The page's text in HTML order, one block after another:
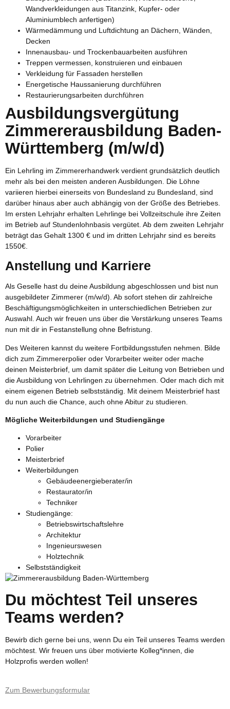
Wandverkleidungen aus Titanzink, Kupfer- oder
Aluminiumblech anfertigen)
Wärmedämmung und Luftdichtung an Dächern, Wänden,
Decken
Innenausbau- und Trockenbauarbeiten ausführen
Treppen vermessen, konstruieren und einbauen
Verkleidung für Fassaden herstellen
Energetische Haussanierung durchführen
Restaurierungsarbeiten durchführen
Ausbildungsvergütung
Zimmererausbildung Baden-
Württemberg (m/w/d)
Ein Lehrling im Zimmererhandwerk verdient grundsätzlich deutlich
mehr als bei den meisten anderen Ausbildungen. Die Löhne
variieren hierbei einerseits von Bundesland zu Bundesland, sind
darüber hinaus aber auch abhängig von der Größe des Betriebes.
Im ersten Lehrjahr erhalten Lehrlinge bei Vollzeitschule ihre Zeiten
im Betrieb auf Stundenlohnbasis vergütet. Ab dem zweiten Lehrjahr
beträgt das Gehalt 1300 € und im dritten Lehrjahr sind es bereits
1550€.
Anstellung und Karriere
Als Geselle hast du deine Ausbildung abgeschlossen und bist nun
ausgebildeter Zimmerer (m/w/d). Ab sofort stehen dir zahlreiche
Beschäftigungsmöglichkeiten in unterschiedlichen Betrieben zur
Auswahl. Auch wir freuen uns über die Verstärkung unseres Teams
nun mit dir in Festanstellung ohne Befristung.
Des Weiteren kannst du weitere Fortbildungsstufen nehmen. Bilde
dich zum Zimmererpolier oder Vorarbeiter weiter oder mache
deinen Meisterbrief, um damit später die Leitung von Betrieben und
die Ausbildung von Lehrlingen zu übernehmen. Oder mach dich mit
einem eigenen Betrieb selbstständig. Mit deinem Meisterbrief hast
du nun auch die Chance, auch ohne Abitur zu studieren.
Mögliche Weiterbildungen und Studiengänge
Vorarbeiter
Polier
Meisterbrief
Weiterbildungen
Gebäudeenergieberater/in
Restaurator/in
Techniker
Studiengänge:
Betriebswirtschaftslehre
Architektur
Ingenieurswesen
Holztechnik
Selbstständigkeit
Du möchtest Teil unseres
Teams werden?
Bewirb dich gerne bei uns, wenn Du ein Teil unseres Teams werden
möchtest. Wir freuen uns über motivierte Kolleg*innen, die
Holzprofis werden wollen!
Zum Bewerbungsformular